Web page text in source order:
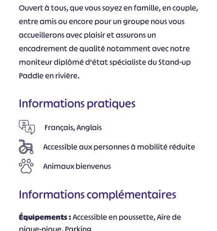
Ouvert à tous, que vous soyez en famille, en couple,
entre amis ou encore pour un groupe nous vous
accueillerons avec plaisir et assurons un
encadrement de qualité notamment avec notre
moniteur diplômé d'état spécialiste du Stand-up
Paddle en rivière.
Informations pratiques
Français, Anglais
Accessible aux personnes à mobilité réduite
Animaux bienvenus
Informations complémentaires
Équipements :Accessible en poussette, Aire de